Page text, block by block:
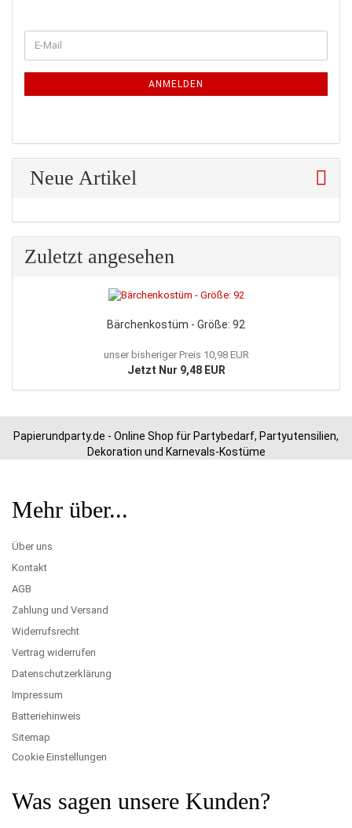
ZUR
NEWSLETTER-
E-
Mail
ANMELDEN
Neue Artikel
Zuletzt angesehen
Bärchenkostüm - Größe: 92
unser bisheriger Preis 10,98 EUR
Jetzt Nur 9,48 EUR
Papierundparty.de - Online Shop für Partybedarf, Partyutensilien,
Dekoration und Karnevals-Kostüme
Mehr über...
Über uns
Kontakt
AGB
Zahlung und Versand
Widerrufsrecht
Vertrag widerrufen
Datenschutzerklärung
Impressum
Batteriehinweis
Sitemap
Cookie Einstellungen
Was sagen unsere Kunden?